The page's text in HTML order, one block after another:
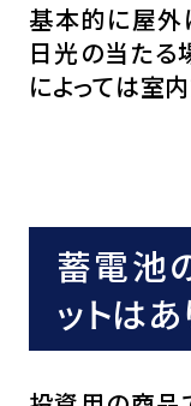
基本的に屋外
日光の当たる
によっては室
蓄電池
ットは